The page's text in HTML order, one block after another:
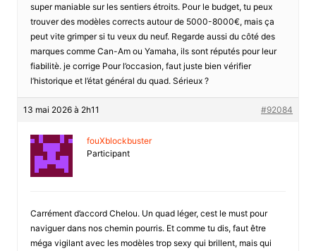
super maniable sur les sentiers étroits. Pour le budget, tu peux
trouver des modèles corrects autour de 5000-8000€, mais ça
peut vite grimper si tu veux du neuf. Regarde aussi du côté des
marques comme Can-Am ou Yamaha, ils sont réputés pour leur
fiabilitè. je corrige Pour l’occasion, faut juste bien vérifier
l’historique et l’état général du quad. Sérieux ?
13 mai 2026 à 2h11 #92084
fouXblockbuster
Participant
Carrément d’accord Chelou. Un quad léger, cest le must pour
naviguer dans nos chemin pourris. Et comme tu dis, faut être
méga vigilant avec les modèles trop sexy qui brillent, mais qui